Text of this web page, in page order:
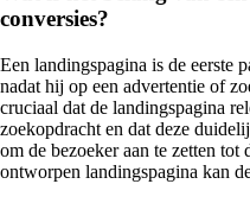
conversies?
Een landingspagina is de eerste
nadat hij op een advertentie of
cruciaal dat de landingspagina
zoekopdracht en dat deze
om de bezoeker aan te zetten tot
ontworpen landingspagina kan